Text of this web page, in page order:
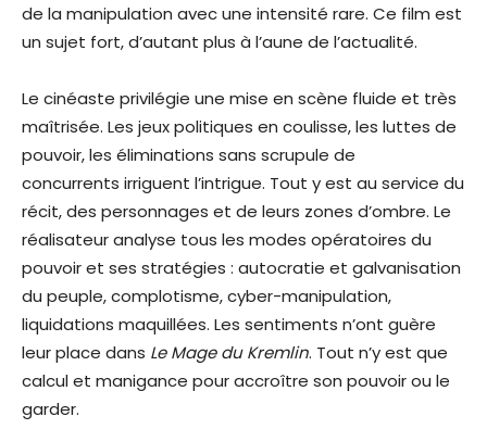
de la manipulation avec une intensité rare. Ce film est
un sujet fort, d’autant plus à l’aune de l’actualité.
Le cinéaste privilégie une mise en scène fluide et très
maîtrisée. Les jeux politiques en coulisse, les luttes de
pouvoir, les éliminations sans scrupule de
concurrents irriguent l’intrigue. Tout y est au service du
récit, des personnages et de leurs zones d’ombre. Le
réalisateur analyse tous les modes opératoires du
pouvoir et ses stratégies : autocratie et galvanisation
du peuple, complotisme, cyber-manipulation,
liquidations maquillées. Les sentiments n’ont guère
leur place dans Le Mage du Kremlin. Tout n’y est que
calcul et manigance pour accroître son pouvoir ou le
garder.